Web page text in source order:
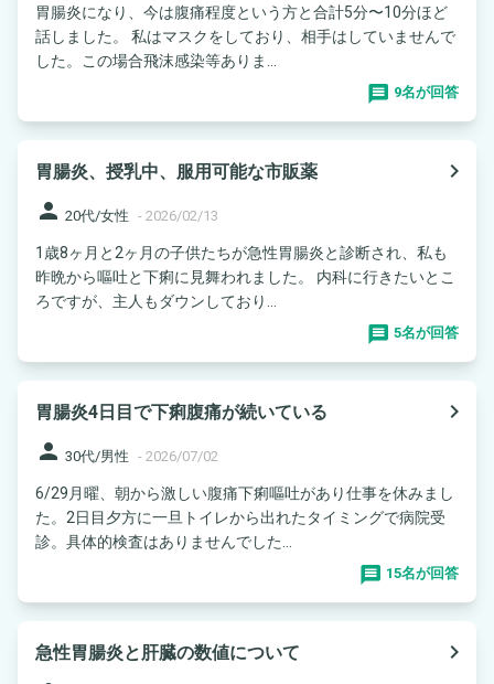
胃腸炎になり、今は腹痛程度という方と合計5分〜10分ほど
話しました。 私はマスクをしており、相手はしていませんで
した。この場合飛沫感染等ありま...
9名が回答
胃腸炎、授乳中、服用可能な市販薬
navigate_next
person 20代/女性 - 2026/02/13
1歳8ヶ月と2ヶ月の子供たちが急性胃腸炎と診断され、私も
昨晩から嘔吐と下痢に見舞われました。 内科に行きたいとこ
ろですが、主人もダウンしており...
5名が回答
胃腸炎4日目で下痢腹痛が続いている
navigate_next
person 30代/男性 - 2026/07/02
6/29月曜、朝から激しい腹痛下痢嘔吐があり仕事を休みまし
た。2日目夕方に一旦トイレから出れたタイミングで病院受
診。具体的検査はありませんでした...
15名が回答
急性胃腸炎と肝臓の数値について
navigate_next